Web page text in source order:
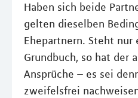
Haben sich beide
gelten dieselben
Ehepartnern. Steht nur
Grundbuch, so hat der
Ansprüche – es sei
zweifelsfrei